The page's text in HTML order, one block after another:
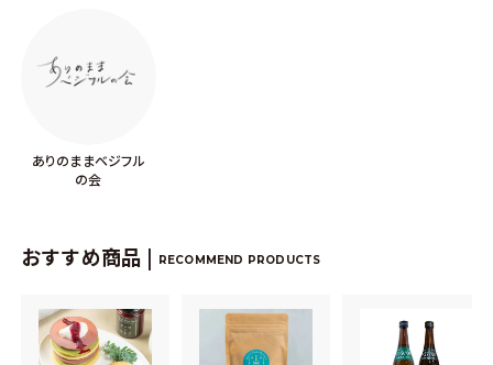
ありのままベジフル
の会
おすすめ商品 | RECOMMEND PRODUCTS